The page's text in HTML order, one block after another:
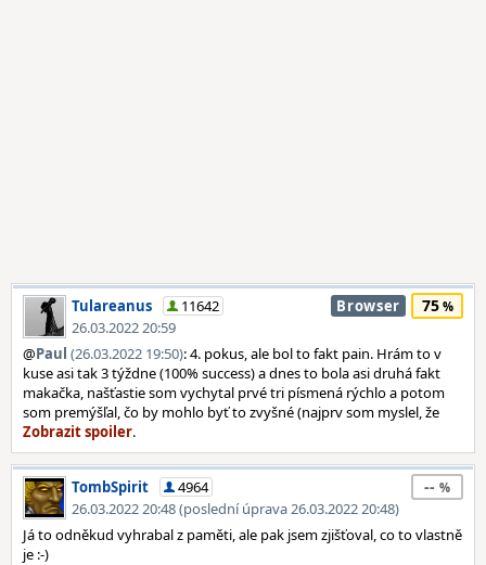
Tulareanus
11642
26.03.2022 20:59
Browser 75
@Paul (26.03.2022 19:50): 4. pokus, ale bol to fakt pain. Hrám to v
kuse asi tak 3 týždne (100% success) a dnes to bola asi druhá fakt
makačka, našťastie som vychytal prvé tri písmená rýchlo a potom
som premýšľal, čo by mohlo byť to zvyšné (najprv som myslel, že
.
TombSpirit
4964
26.03.2022 20:48 (poslední úprava 26.03.2022 20:48)
--
Já to odněkud vyhrabal z paměti, ale pak jsem zjišťoval, co to vlastně
je :-)